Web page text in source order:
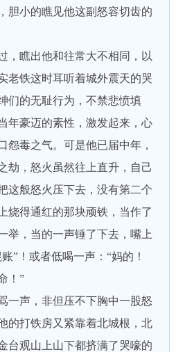
胆小的瞧见他这副怒容切齿的
瞧出他和往常大不相同，以
老铁这时耳听着城外震天的哭
们的无耻行为，不禁悲愤填
年豪迈的素性，激发起来，心
怨毒之气。可是他已届中年，
劫，怒火虽然往上直升，自己
这般怒火压下去，没有第二个
烧得通红的那块顽铁，当作了
举，当的一声锤了下去，嘴上
”！或者低喝一声：“妈的！
！”
声，非但压不下胸中一股怒
的打铁房又紧靠着北城根，北
台观山上山下都挤满了哭嚎的